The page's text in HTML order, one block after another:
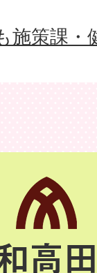
施策課・